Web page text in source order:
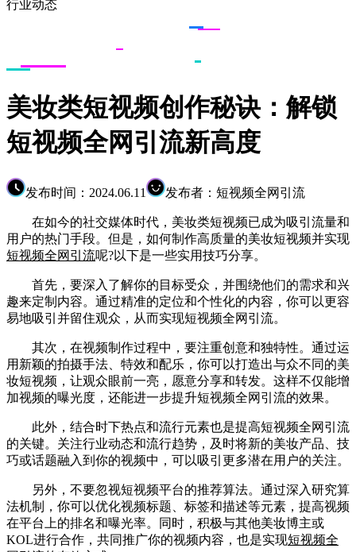
行业动态
美妆类短视频创作秘诀：解锁
短视频全网引流新高度
发布时间：2024.06.11 发布者：短视频全网引流
在如今的社交媒体时代，美妆类短视频已成为吸引流量和
用户的热门手段。但是，如何制作高质量的美妆短视频并实现
短视频全网引流呢?以下是一些实用技巧分享。
首先，要深入了解你的目标受众，并围绕他们的需求和兴
趣来定制内容。通过精准的定位和个性化的内容，你可以更容
易地吸引并留住观众，从而实现短视频全网引流。
其次，在视频制作过程中，要注重创意和独特性。通过运
用新颖的拍摄手法、特效和配乐，你可以打造出与众不同的美
妆短视频，让观众眼前一亮，愿意分享和转发。这样不仅能增
加视频的曝光度，还能进一步提升短视频全网引流的效果。
此外，结合时下热点和流行元素也是提高短视频全网引流
的关键。关注行业动态和流行趋势，及时将新的美妆产品、技
巧或话题融入到你的视频中，可以吸引更多潜在用户的关注。
另外，不要忽视短视频平台的推荐算法。通过深入研究算
法机制，你可以优化视频标题、标签和描述等元素，提高视频
在平台上的排名和曝光率。同时，积极与其他美妆博主或
KOL进行合作，共同推广你的视频内容，也是实现短视频全